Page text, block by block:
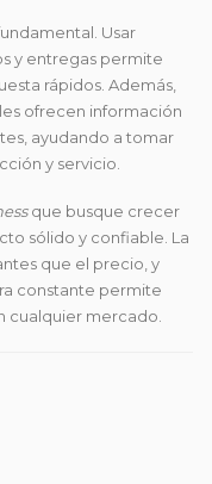
Usar
y entregas permite
rápidos. Además,
ofrecen información
ayudando a tomar
y servicio.
que busque crecer
sólido y confiable. La
que el precio, y
constante permite
cualquier mercado.